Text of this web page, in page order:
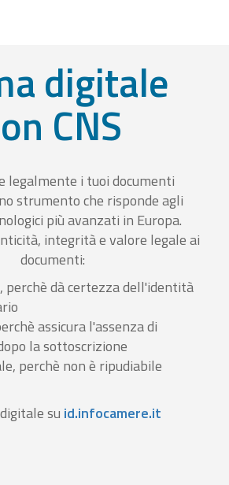
digitale
CNS
legalmente i tuoi documenti
strumento che risponde agli
più avanzati in Europa.
integrità e valore legale ai
documenti:
perchè dà certezza dell'identità
assicura l'assenza di
la sottoscrizione
perchè non è ripudiabile
su id.infocamere.it